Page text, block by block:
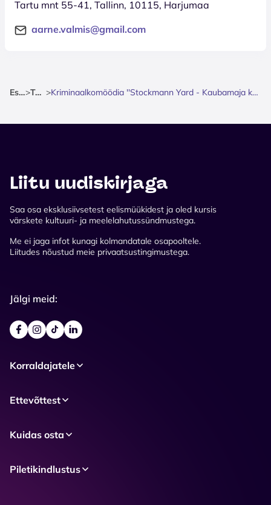
Tartu mnt 55-41, Tallinn, 10115, Harjumaa
aarne.valmis@gmail.com
Esileht> Teater > Kriminaalkomöödia ''Stockmann Yard - Kaubamaja kurikaelad'' / Vana Baskini Teater
Liitu uudiskirjaga
Saa osa eksklusiivsetest eelismüükidest ja oled kursis
värskete kultuuri- ja meelelahutussündmustega.
Me ei jaga infot kunagi kolmandatale osapooltele.
Liitudes nõustud meie privaatsustingimustega.
Jälgi meid:
Korraldajatele
Ettevõttest
Kuidas osta
Piletikindlustus